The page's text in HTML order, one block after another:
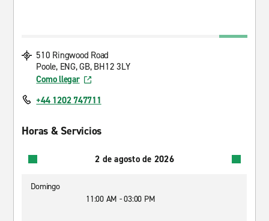
510 Ringwood Road
Poole, ENG, GB, BH12 3LY
Como llegar
+44 1202 747711
Horas & Servicios
2 de agosto de 2026
Domingo
11:00 AM - 03:00 PM